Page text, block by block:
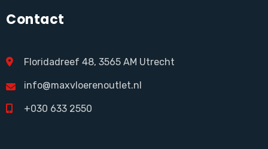
Contact
Floridadreef 48, 3565 AM Utrecht
info@maxvloerenoutlet.nl
+030 633 2550